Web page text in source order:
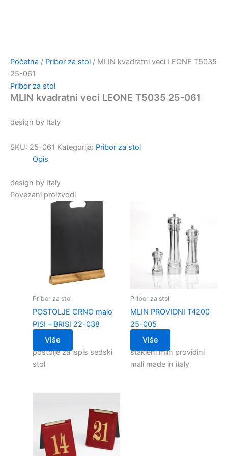
Početna / Pribor za stol / MLIN kvadratni veci LEONE T5035
25-061
Pribor za stol
MLIN kvadratni veci LEONE T5035 25-061
design by Italy
SKU: 25-061 Kategorija: Pribor za stol
Opis
design by Italy
Povezani proizvodi
Pribor za stol
POSTOLJE CRNO malo
PISI – BRISI 22-038
Više
postolje za ispis sedski
stol
Pribor za stol
MLIN PROVIDNI T4200
25-005
Više
stakleni mlin providini
mali made in italy